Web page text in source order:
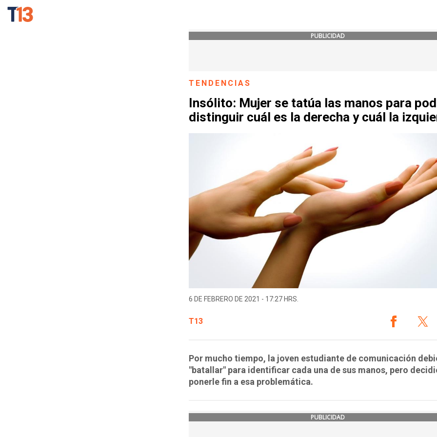
PUBLICIDAD
TENDENCIAS
Insólito: Mujer se tatúa las manos para
distinguir cuál es la derecha y cuál la
6 DE FEBRERO DE 2021 - 17:27 HRS.
T13
Por mucho tiempo, la joven estudiante de comunicación
"batallar" para identificar cada una de sus manos, pero
ponerle fin a esa problemática.
PUBLICIDAD